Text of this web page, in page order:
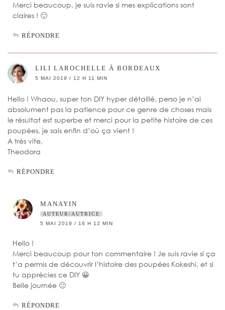
Merci beaucoup, je suis ravie si mes explications sont
claires ! 🙂
RÉPONDRE
LILI LAROCHELLE À BORDEAUX
5 MAI 2019 / 12 H 11 MIN
Hello ! Whaou, super ton DIY hyper détaillé, perso je n’ai
absolument pas la patience pour ce genre de choses mais
le résultat est superbe et merci pour la petite histoire de ces
poupées, je sais enfin d’où ça vient !
A très vite,
Theodora
RÉPONDRE
MANAYIN
AUTEUR/AUTRICE
5 MAI 2019 / 16 H 12 MIN
Hello !
Merci beaucoup pour ton commentaire ! Je suis ravie si ça
t’a permis de découvrir l’histoire des poupées Kokeshi, et si
tu apprécies ce DIY 😀
Belle journée 🙂
RÉPONDRE